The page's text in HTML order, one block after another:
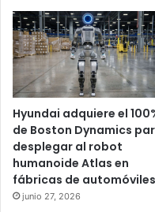
Hyundai adquiere el
de Boston Dynamics
desplegar al robot
humanoide Atlas en
fábricas de automóviles
junio 27, 2026